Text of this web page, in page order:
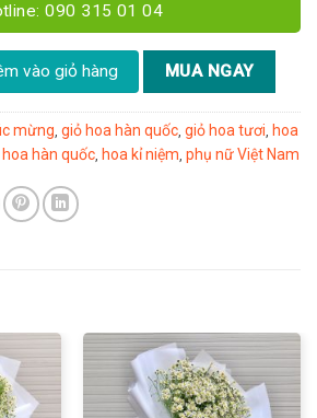
090 315 01 04
vào giỏ hàng MUA NGAY
mừng giỏ hoa hàn quốc giỏ hoa tươi hoa
hoa hàn quốc hoa kỉ niệm phụ nữ Việt Nam